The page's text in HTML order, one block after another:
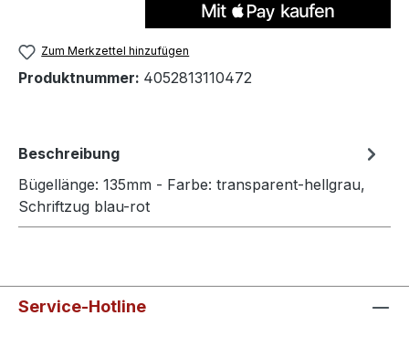
Zum Merkzettel hinzufügen
Produktnummer: 4052813110472
Beschreibung
Bügellänge: 135mm - Farbe: transparent-hellgrau,
Schriftzug blau-rot
Service-Hotline